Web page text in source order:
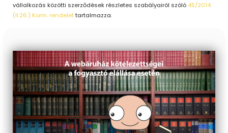
vállalkozás közötti szerződések részletes szabályairól szóló 45/2014.
(II.26.) Korm. rendelettartalmazza.